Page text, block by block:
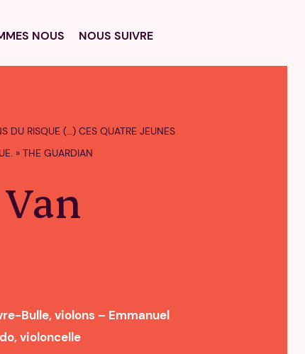
NOUS NOUS SUIVRE
DU RISQUE (…) CES QUATRE JEUNES
» THE GUARDIAN
Bulle, violons – Emmanuel
violoncelle